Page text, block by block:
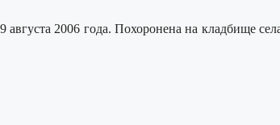
2006 года. Похоронена на кладбище